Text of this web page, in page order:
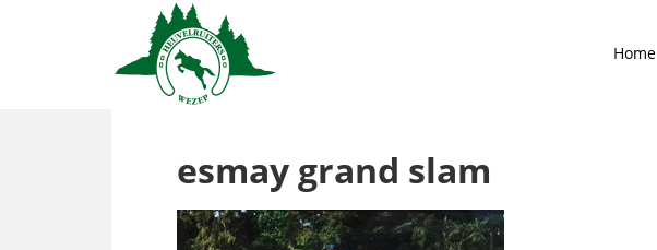
Home
esmay grand slam